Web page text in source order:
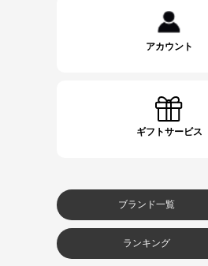
アカウント
ギフトサービス
ブランド一覧
ランキング